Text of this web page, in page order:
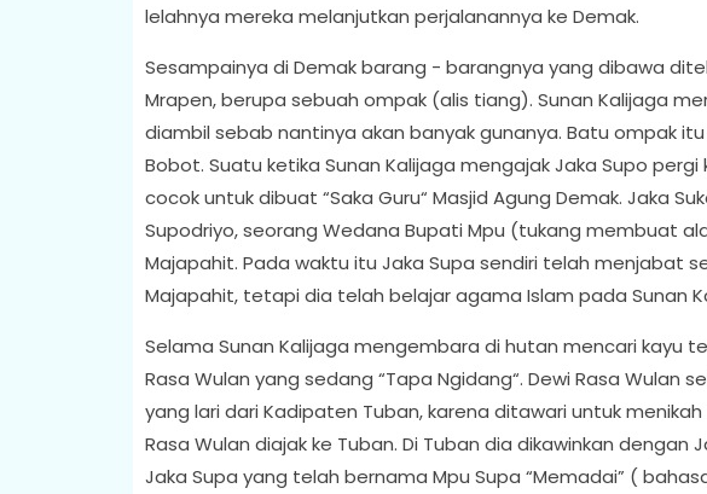
lelahnya mereka melanjutkan perjalanannya ke Demak.
Sesampainya di Demak barang - barangnya yang dibawa
Mrapen, berupa sebuah ompak (alis tiang). Sunan Kalijaga
diambil sebab nantinya akan banyak gunanya. Batu ompak
Bobot. Suatu ketika Sunan Kalijaga mengajak Jaka Supo
cocok untuk dibuat “Saka Guru“ Masjid Agung Demak. Jaka
Supodriyo, seorang Wedana Bupati Mpu (tukang membuat
Majapahit. Pada waktu itu Jaka Supa sendiri telah menjabat
Majapahit, tetapi dia telah belajar agama Islam pada Sunan
Selama Sunan Kalijaga mengembara di hutan mencari kayu
Rasa Wulan yang sedang “Tapa Ngidang“. Dewi Rasa Wulan
yang lari dari Kadipaten Tuban, karena ditawari untuk menikah
Rasa Wulan diajak ke Tuban. Di Tuban dia dikawinkan dengan
Jaka Supa yang telah bernama Mpu Supa “Memadai” (